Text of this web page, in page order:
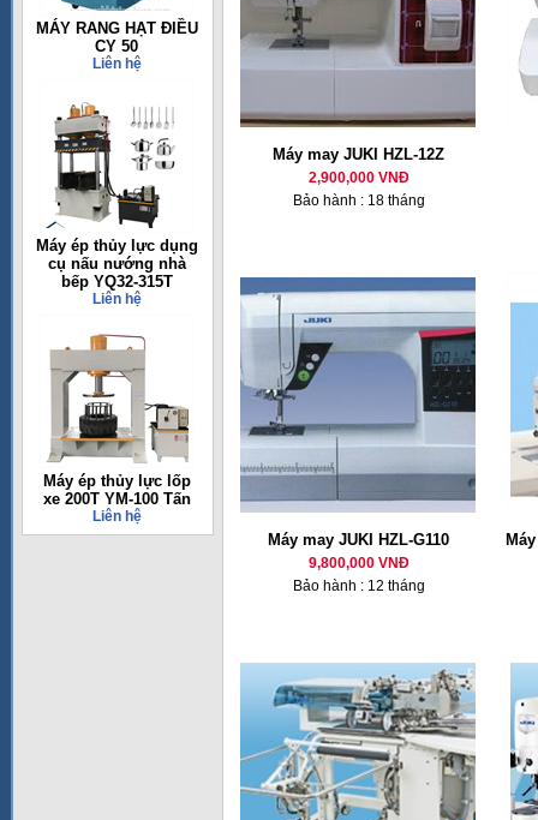
MÁY RANG HẠT ĐIỀU
CY 50
Liên hệ
Máy ép thủy lực dụng
cụ nấu nướng nhà
bếp YQ32-315T
Liên hệ
Máy ép thủy lực lốp
xe 200T YM-100 Tấn
Liên hệ
Máy may JUKI HZL-12Z
2,900,000 VNĐ
Bảo hành : 18 tháng
Máy may JUKI HZL-G110
9,800,000 VNĐ
Bảo hành : 12 tháng